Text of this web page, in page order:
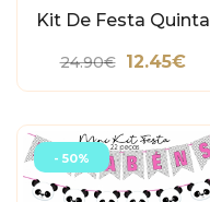
Kit De Festa Quinta
24.90€ 12.45€
- 50%